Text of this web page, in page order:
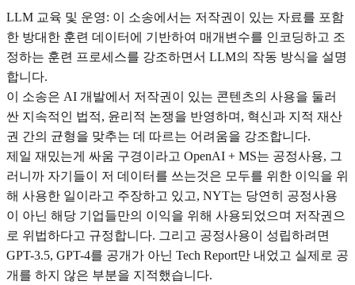
LLM 교육 및 운영: 이 소송에서는 저작권이 있는 자료를 포함
한 방대한 훈련 데이터에 기반하여 매개변수를 인코딩하고 조
정하는 훈련 프로세스를 강조하면서 LLM의 작동 방식을 설명
합니다.
이 소송은 AI 개발에서 저작권이 있는 콘텐츠의 사용을 둘러
싼 지속적인 법적, 윤리적 논쟁을 반영하며, 혁신과 지적 재산
권 간의 균형을 맞추는 데 따르는 어려움을 강조합니다.
제일 재밌는게 싸움 구경이라고 OpenAI + MS는 공정사용, 그
러니까 자기들이 저 데이터를 쓰는것은 모두를 위한 이익을 위
해 사용한 일이라고 주장하고 있고, NYT는 당연히 공정사용
이 아닌 해당 기업들만의 이익을 위해 사용되었으며 저작권으
로 위법하다고 규정합니다. 그리고 공정사용이 성립하려면
GPT-3.5, GPT-4를 공개가 아닌 Tech Report만 내었고 실제로 공
개를 하지 않은 부분을 지적했습니다.